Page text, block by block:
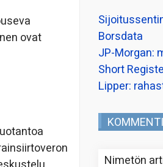
ovat
Borsdata
JP-Morgan:
Short
Lipper:
Nimetön